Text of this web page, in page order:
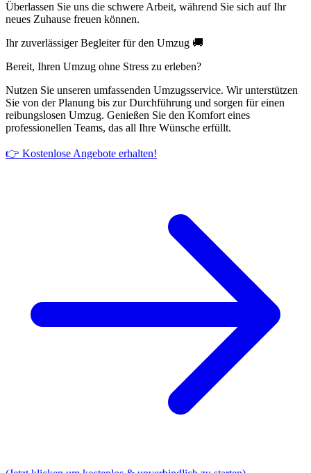
Überlassen Sie uns die schwere Arbeit, während Sie sich auf Ihr
neues Zuhause freuen können.
Ihr zuverlässiger Begleiter für den Umzug 🚚
Bereit, Ihren Umzug ohne Stress zu erleben?
Nutzen Sie unseren umfassenden Umzugsservice. Wir unterstützen
Sie von der Planung bis zur Durchführung und sorgen für einen
reibungslosen Umzug. Genießen Sie den Komfort eines
professionellen Teams, das all Ihre Wünsche erfüllt.
👉 Kostenlose Angebote erhalten!